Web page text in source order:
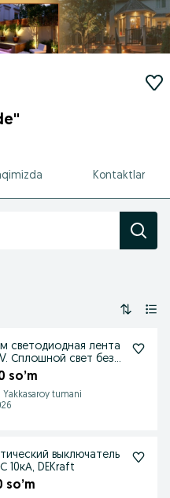
Kontaktlar
светодиодная лента
Сплошной свет без
so’m
Yakkasaroy tumani
выключатель
10кА, DEKraft
so’m